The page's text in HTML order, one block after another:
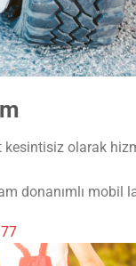
olarak
donanımlı mobil